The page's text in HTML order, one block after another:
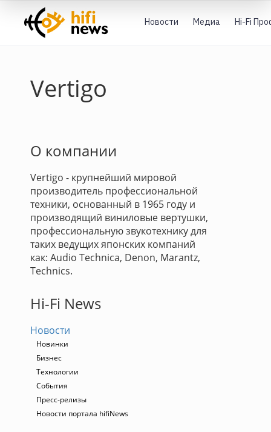
Новости Медиа Hi-Fi
Vertigo
О компании
Vertigo - крупнейший мировой
производитель профессиональной
техники, основанный в 1965 году и
производящий виниловые вертушки,
профессиональную звукотехнику для
таких ведущих японских компаний
как: Audio Technica, Denon, Marantz,
Technics.
Hi-Fi News
Новости
Новинки
Бизнес
Технологии
События
Пресс-релизы
Новости портала hifiNews